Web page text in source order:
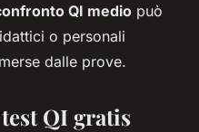
QI medio può
o personali
dalle prove.
QI gratis